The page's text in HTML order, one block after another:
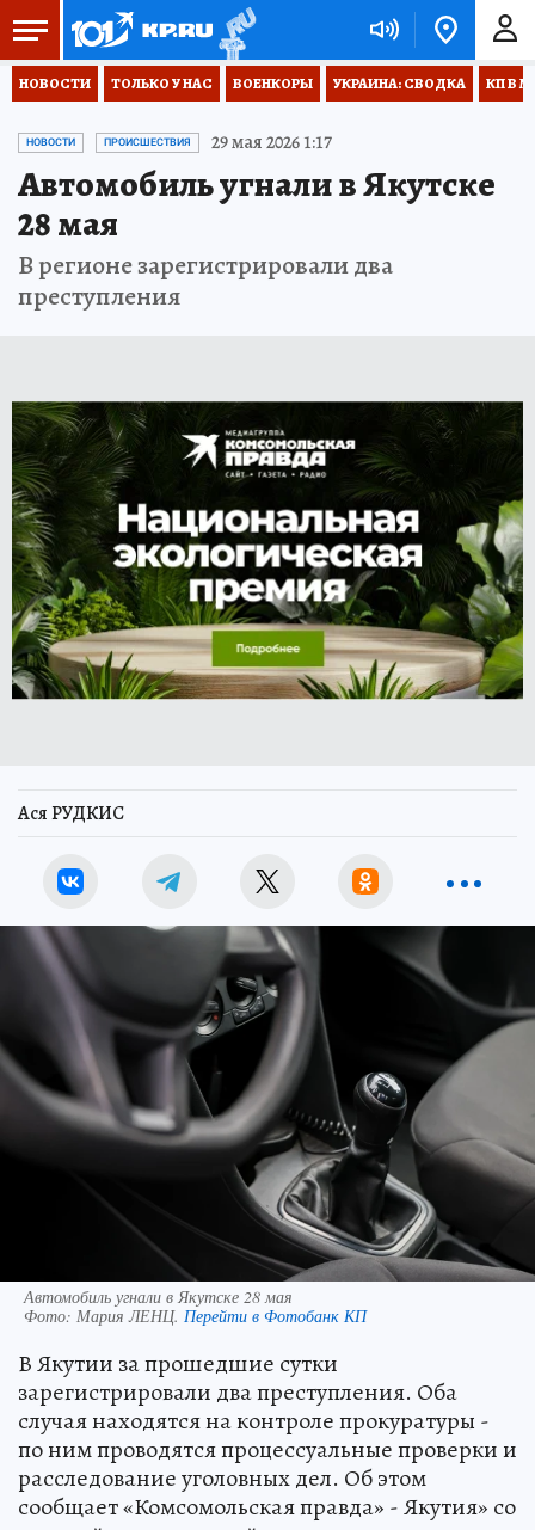
НОВОСТИ ТОЛЬКО У НАС ВОЕНКОРЫ УКРАИНА: СВОДКА КП В
НОВОСТИ ПРОИСШЕСТВИЯ 29 мая 2026 1:17
Автомобиль угнали в Якутске
28 мая
В регионе зарегистрировали два
преступления
Ася РУДКИС
Автомобиль угнали в Якутске 28 мая
Фото: Мария ЛЕНЦ. Перейти в Фотобанк КП
В Якутии за прошедшие сутки
зарегистрировали два преступления. Оба
случая находятся на контроле прокуратуры -
по ним проводятся процессуальные проверки и
расследование уголовных дел. Об этом
сообщает «Комсомольская правда» - Якутия» со